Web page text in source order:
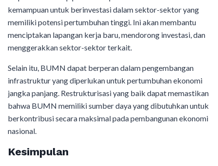
kemampuan untuk berinvestasi dalam sektor-sektor yang
memiliki potensi pertumbuhan tinggi. Ini akan membantu
menciptakan lapangan kerja baru, mendorong investasi, dan
menggerakkan sektor-sektor terkait.
Selain itu, BUMN dapat berperan dalam pengembangan
infrastruktur yang diperlukan untuk pertumbuhan ekonomi
jangka panjang. Restrukturisasi yang baik dapat memastikan
bahwa BUMN memiliki sumber daya yang dibutuhkan untuk
berkontribusi secara maksimal pada pembangunan ekonomi
nasional.
Kesimpulan